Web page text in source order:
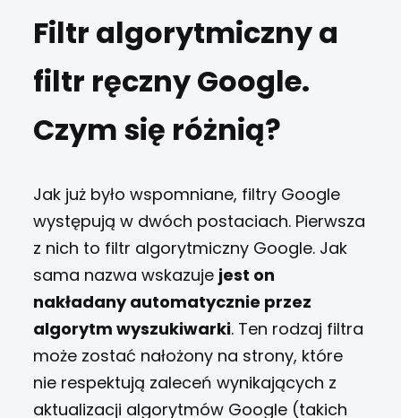
Filtr algorytmiczny a
filtr ręczny Google.
Czym się różnią?
Jak już było wspomniane, filtry Google
występują w dwóch postaciach. Pierwsza
z nich to filtr algorytmiczny Google. Jak
sama nazwa wskazuje jest on
nakładany automatycznie przez
algorytm wyszukiwarki. Ten rodzaj filtra
może zostać nałożony na strony, które
nie respektują zaleceń wynikających z
aktualizacji algorytmów Google (takich